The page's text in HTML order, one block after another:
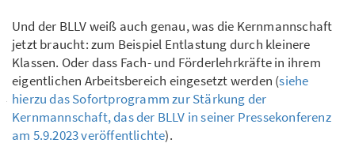
Und der BLLV weiß auch genau, was die Kernmannschaft
jetzt braucht: zum Beispiel Entlastung durch kleinere
Klassen. Oder dass Fach- und Förderlehrkräfte in ihrem
eigentlichen Arbeitsbereich eingesetzt werden (siehe
hierzu das Sofortprogramm zur Stärkung der
Kernmannschaft, das der BLLV in seiner Pressekonferenz
am 5.9.2023 veröffentlichte).